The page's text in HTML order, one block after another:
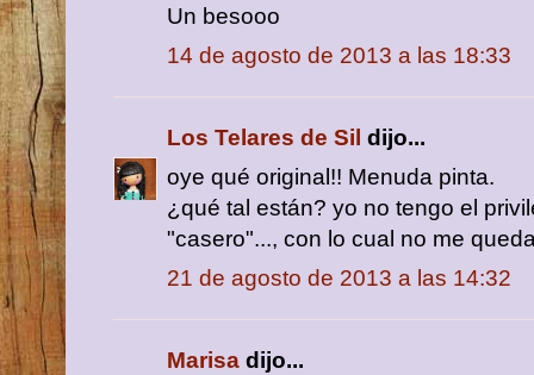
Un besooo
14 de agosto de 2013 a las 18:33
Los Telares de Sil dijo...
oye qué original!! Menuda pinta.
¿qué tal están? yo no tengo el
"casero"..., con lo cual no me
21 de agosto de 2013 a las 14:32
Marisa dijo...